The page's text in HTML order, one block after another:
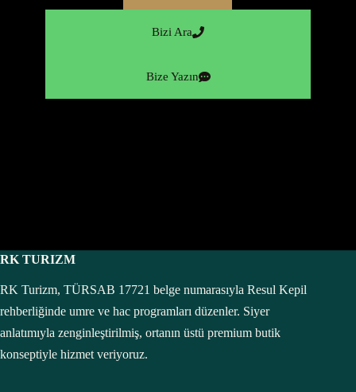
Bizi Ara
Bize Yazın
RK TURIZM
RK Turizm, TÜRSAB 17721 belge numarasıyla Resul Kepil
rehberliğinde umre ve hac programları düzenler. Siyer
anlatımıyla zenginleştirilmiş, ortanın üstü premium butik
konseptiyle hizmet veriyoruz.